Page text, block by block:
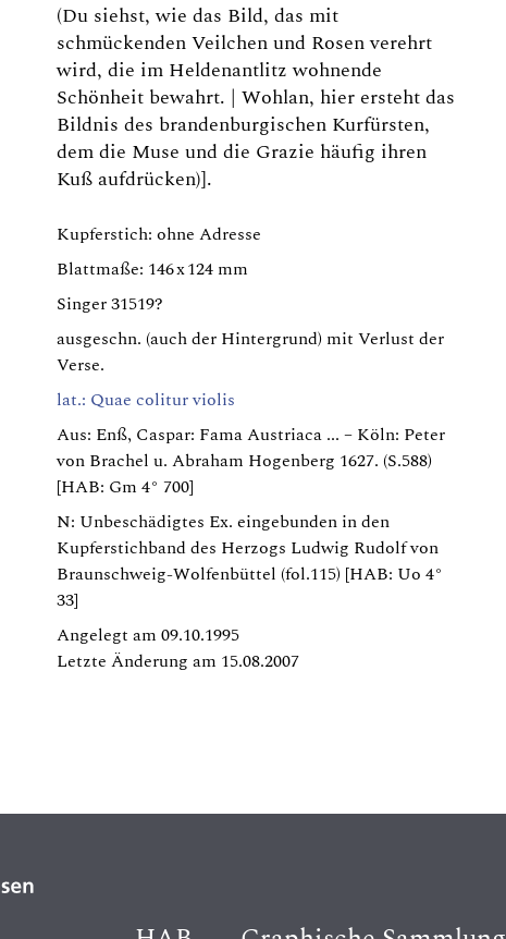
(Du siehst, wie das Bild, das mit
schmückenden Veilchen und Rosen verehrt
wird, die im Heldenantlitz wohnende
Schönheit bewahrt. | Wohlan, hier ersteht das
Bildnis des brandenburgischen Kurfürsten,
dem die Muse und die Grazie häufig ihren
Kuß aufdrücken)].
Kupferstich: ohne Adresse
Blattmaße: 146 x 124 mm
Singer 31519?
ausgeschn. (auch der Hintergrund) mit Verlust der
Verse.
lat.: Quae colitur violis
Aus: Enß, Caspar: Fama Austriaca ... – Köln: Peter
von Brachel u. Abraham Hogenberg 1627. (S.588)
[HAB: Gm 4° 700]
N: Unbeschädigtes Ex. eingebunden in den
Kupferstichband des Herzogs Ludwig Rudolf von
Braunschweig-Wolfenbüttel (fol.115) [HAB: Uo 4°
33]
Angelegt am 09.10.1995
Letzte Änderung am 15.08.2007